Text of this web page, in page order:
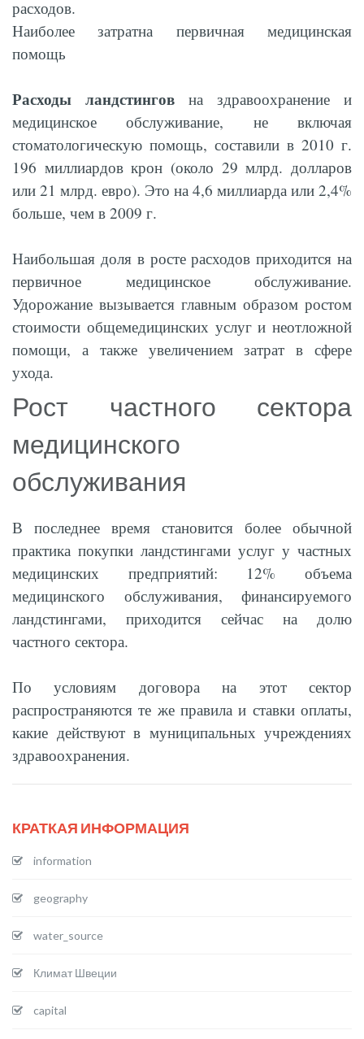
расходов.
Наиболее затратна первичная медицинская
помощь
Расходы ландстингов на здравоохранение и
медицинское обслуживание, не включая
стоматологическую помощь, составили в 2010 г.
196 миллиардов крон (около 29 млрд. долларов
или 21 млрд. евро). Это на 4,6 миллиарда или 2,4%
больше, чем в 2009 г.
Наибольшая доля в росте расходов приходится на
первичное медицинское обслуживание.
Удорожание вызывается главным образом ростом
стоимости общемедицинских услуг и неотложной
помощи, а также увеличением затрат в сфере
ухода.
Рост частного сектора
медицинского
обслуживания
В последнее время становится более обычной
практика покупки ландстингами услуг у частных
медицинских предприятий: 12% объема
медицинского обслуживания, финансируемого
ландстингами, приходится сейчас на долю
частного сектора.
По условиям договора на этот сектор
распространяются те же правила и ставки оплаты,
какие действуют в муниципальных учреждениях
здравоохранения.
КРАТКАЯ ИНФОРМАЦИЯ
information
geography
water_source
Климат Швеции
capital